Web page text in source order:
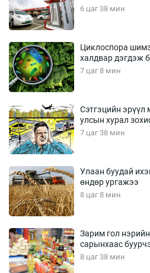
6 цаг 38 мин
Циклоспора
халдвар дэгдэж
7 цаг 8 мин
Сэтгэцийн эрүүл
улсын хурал
7 цаг 38 мин
Улаан буудай
өндөр ургажээ
8 цаг 8 мин
Зарим гол
сарынхаас
8 цаг 38 мин